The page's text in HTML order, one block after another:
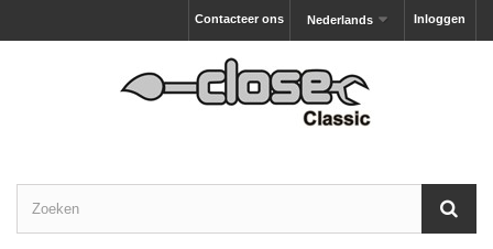
Inloggen
Nederlands
Contacteer ons